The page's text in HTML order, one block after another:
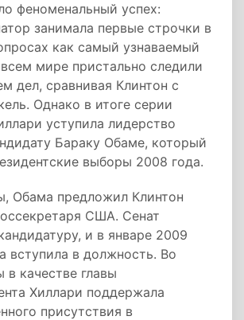
феноменальный успех:
занимала первые строчки в
как самый узнаваемый
мире пристально следили
дел, сравнивая Клинтон с
Однако в итоге серии
уступила лидерство
Бараку Обаме, который
выборы 2008 года.
Обама предложил Клинтон
США. Сенат
и в январе 2009
вступила в должность. Во
в качестве главы
Хиллари поддержала
присутствия в